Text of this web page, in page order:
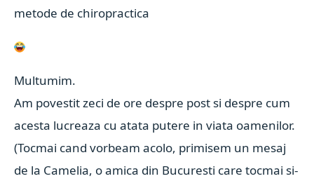
metode de chiropractica
Multumim.
Am povestit zeci de ore despre post si despre cum
acesta lucreaza cu atata putere in viata oamenilor.
(Tocmai cand vorbeam acolo, primisem un mesaj
de la Camelia, o amica din Bucuresti care tocmai si-